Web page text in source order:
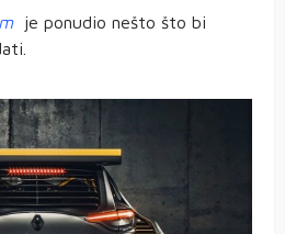
je ponudio nešto što bi